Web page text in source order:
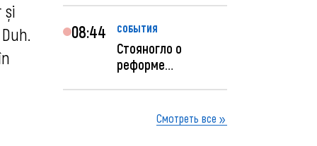
și
08:44 СОБЫТИЯ
Стояногло о
реформе
реформир...Смотреть все